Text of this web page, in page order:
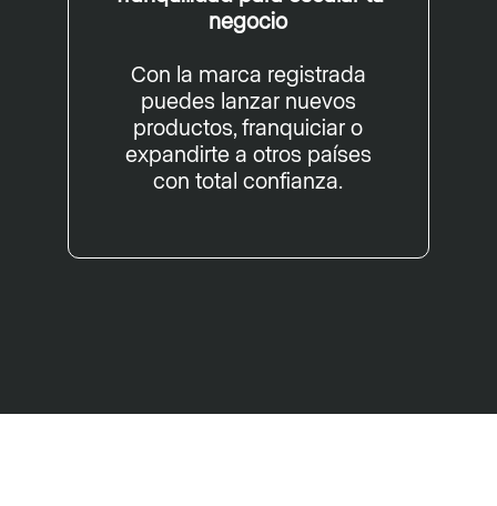
negocio
Con la marca registrada
puedes lanzar nuevos
productos, franquiciar o
expandirte a otros países
con total confianza.